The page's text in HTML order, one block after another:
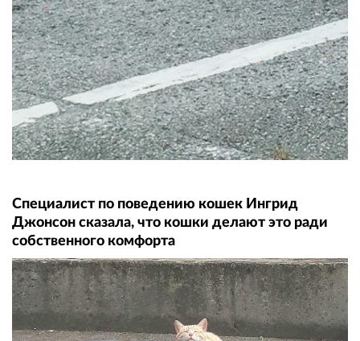
Специалист по поведению кошек Ингрид
Джонсон сказала, что кошки делают это ради
собственного комфорта